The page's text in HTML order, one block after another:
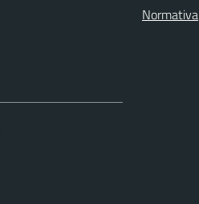
Normativa